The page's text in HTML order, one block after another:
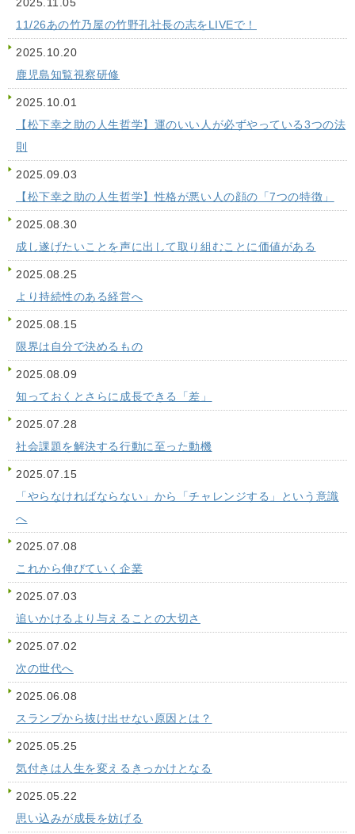
2025.11.05
11/26あの竹乃屋の竹野孔社長の志をLIVEで！
2025.10.20
鹿児島知覧視察研修
2025.10.01
【松下幸之助の人生哲学】運のいい人が必ずやっている3つの法
則
2025.09.03
【松下幸之助の人生哲学】性格が悪い人の顔の「7つの特徴」
2025.08.30
成し遂げたいことを声に出して取り組むことに価値がある
2025.08.25
より持続性のある経営へ
2025.08.15
限界は自分で決めるもの
2025.08.09
知っておくとさらに成長できる「差」
2025.07.28
社会課題を解決する行動に至った動機
2025.07.15
「やらなければならない」から「チャレンジする」という意識
へ
2025.07.08
これから伸びていく企業
2025.07.03
追いかけるより与えることの大切さ
2025.07.02
次の世代へ
2025.06.08
スランプから抜け出せない原因とは？
2025.05.25
気付きは人生を変えるきっかけとなる
2025.05.22
思い込みが成長を妨げる